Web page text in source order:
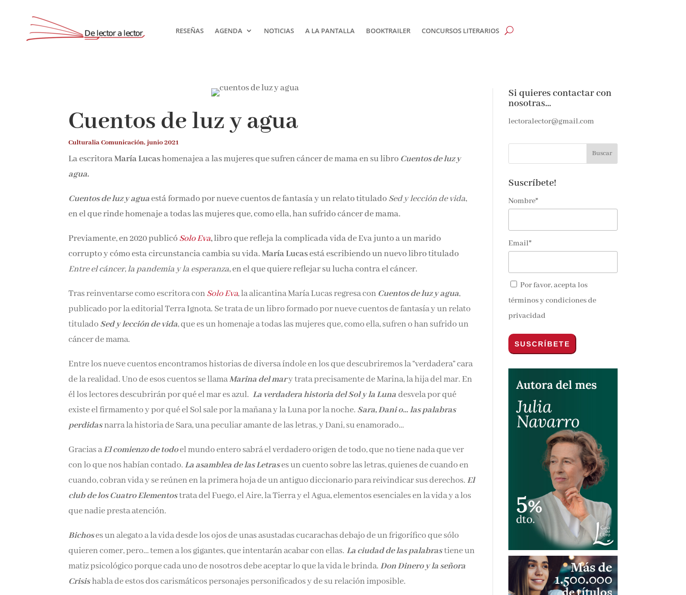
RESEÑAS AGENDA NOTICIAS A LA PANTALLA BOOKTRAILER CONCURSOS LITERARIOS
Cuentos de luz y agua
Culturalia Comunicación, junio 2021
La escritoraMaría Lucashomenajea a las mujeres que sufren cáncer de mama en su libroCuentos de luz y
agua.
Cuentos de luz y aguaestá formado por nueve cuentos de fantasía y un relato tituladoSed y lección de vida,
en el que rinde homenaje a todas las mujeres que, como ella, han sufrido cáncer de mama.
Previamente, en 2020 publicóSolo Eva,libro que refleja la complicada vida de Eva junto a un marido
corrupto y cómo esta circunstancia cambia su vida.María Lucasestá escribiendo un nuevo libro titulado
Entre el cáncer, la pandemia y la esperanza, en el que quiere reflejar su lucha contra el cáncer.
Tras reinventarse como escritora conSolo Eva, la alicantina María Lucas regresa conCuentos de luz y agua,
publicado por la editorial Terra Ignota. Se trata de un libro formado por nueve cuentos de fantasía y un relato
tituladoSed y lección de vida, que es un homenaje a todas las mujeres que, como ella, sufren o han sufrido un
cáncer de mama.
Entre los nueve cuentos encontramos historias de diversa índole en los que descubriremos la “verdadera” cara
de la realidad. Uno de esos cuentos se llamaMarina del mary trata precisamente de Marina, la hija del mar. En
él los lectores descubrirán por qué el mar es azul.La verdadera historia del Sol y la Luna desvela por qué
existe el firmamento y por qué el Sol sale por la mañana y la Luna por la noche. Sara, Dani o… las palabras
perdidasnarra la historia de Sara, una peculiar amante de las letras, y Dani, su enamorado…
Gracias aEl comienzo de todoel mundo entero sabrá el verdadero origen de todo, que no tiene nada que ver
con lo que nos habían contado.La asamblea de las Letrases un cuento sobre las letras, quienes de cuando en
cuando, cobran vida y se reúnen en la primera hoja de un antiguo diccionario para reivindicar sus derechos.El
club de los Cuatro Elementostrata del Fuego, el Aire, la Tierra y el Agua, elementos esenciales en la vida y a los
que nadie presta atención.
Bichoses un alegato a la vida desde los ojos de unas asustadas cucarachas debajo de un frigorífico que sólo
quieren comer, pero… temen a los gigantes, que intentarán acabar con ellas.La ciudad de las palabrastiene un
matiz psicológico porque cada uno de nosotros debe aceptar lo que la vida le brinda.Don Dinero y la señora
Crisishabla de estos dos carismáticos personajes personificados y de su relación imposible.
Si quieres contactar con
nosotras…
lectoralector@gmail.com
Suscríbete!
Nombre*
Email*
Por favor, acepta los
términos y condiciones de
privacidad